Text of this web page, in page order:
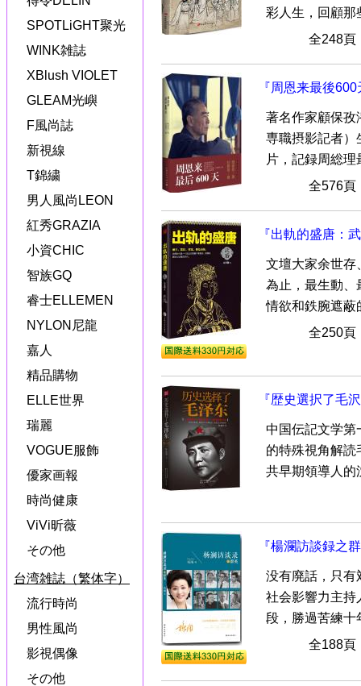
SPOTLiGHT聚光
WINK雑誌
XBlush VIOLET
GLEAM光嶼
F風尚誌
新視線
T錦繍
男人風尚LEON
紅秀GRAZIA
小資CHIC
智族GQ
睿士ELLEMEN
NYLON尼龍
嘉人
精品購物
ELLE世界
瑞麗
VOGUE服飾
優家画報
時尚健康
ViVi昕薇
その他
台湾雑誌（繁体字）
流行時尚
男性風尚
影視偶像
その他
彩人生，回顧那
全248
『周恩来最後600
著名作家顧保孜
専職摂影記者）
片，記録周総理
全576
『出軌的盛唐：
文壇大家余世存
為止，最生動、
情欲和鉄腕遮蔽
全250
『歴史選択了毛
中国伝記文学第
的特殊視角解読
共早期領導人的
『楊瀾訪談録之
没有廃話，只有
社会影響力主持
段，勝過苦練十
全188